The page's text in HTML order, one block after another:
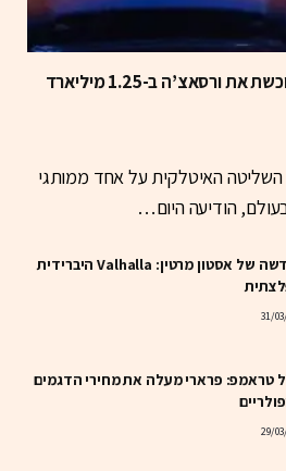
דרמה אופנתית: פראדה רוכשת את ורסאצ’ה ב-1.25 מיליארד
האיטלקית על אחד ממותגי
הודיעה היום…
החדשה של אסטון מרטין: Valhalla היברידית
31/
טראמפ: פרארי מעלה את מחירי הדגמים
29/